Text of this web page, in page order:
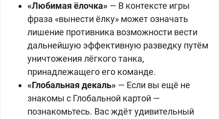
«Любимая ёлочка» — В контексте игры
фраза «вынести ёлку» может означать
лишение противника возможности вести
дальнейшую эффективную разведку путём
уничтожения лёгкого танка,
принадлежащего его команде.
«Глобальная декаль» — Если вы ещё не
знакомы с Глобальной картой —
познакомьтесь. Вас ждёт удивительный